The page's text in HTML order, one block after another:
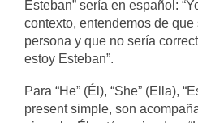
Esteban” sería en español:
contexto, entendemos de
persona y que no sería
estoy Esteban”.
Para “He” (Él), “She” (Ella),
present simple, son